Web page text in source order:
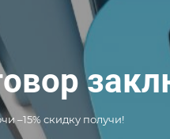
–15% скидку получи!